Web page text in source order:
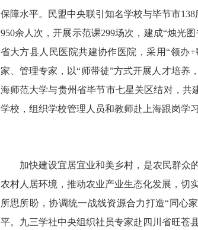
保障水平。民盟中央联引知名学校与毕节市
950余人次，开展示范课299场次，建成“烛光
省大方县人民医院共建协作医院，采用“领办
家、管理专家，以“师带徒”方式开展人才培养
海师范大学与贵州省毕节市七星关区结对，共
学校，组织学校管理人员和教师赴上海跟岗学
加快建设宜居宜业和美乡村，是农民群众
农村人居环境，推动农业产业生态化发展，切
所思所盼，协调统一战线资源合力打造“同心
平。九三学社中央组织社员专家赴四川省旺苍